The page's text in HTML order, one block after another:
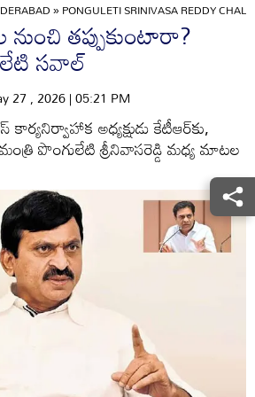
»PONGULETI SRINIVASA REDDY
తప్పుకుంటారా?
సవాల్
27 , 2026 | 05:21 PM
అధ్యక్షుడు కేటీఆర్‌కు,
పొంగులేటి శ్రీనివాసరెడ్డి మధ్య మాటల